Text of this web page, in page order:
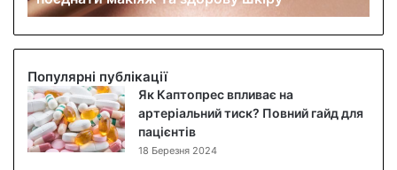
г
у
б
і
д
о
г
л
Популярні публікації
Як Каптопрес впливає на
артеріальний тиск? Повний гайд для
пацієнтів
18 Березня 2024